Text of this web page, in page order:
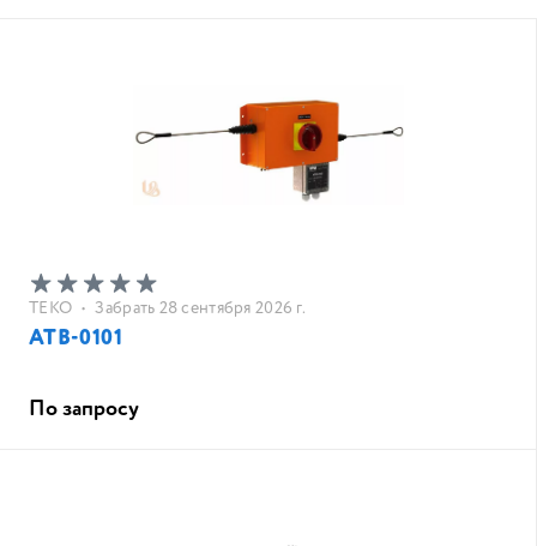
ТЕКО • Забрать 28 сентября 2026 г.
АТВ-0101
По запросу